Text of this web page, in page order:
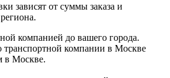
зависят от суммы заказа и
компанией до вашего города.
транспортной компании в Москве
в Москве.